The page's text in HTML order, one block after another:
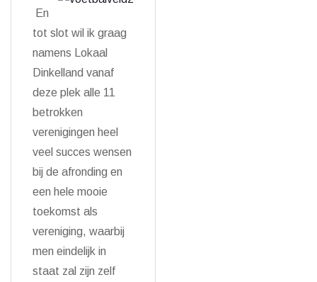
En
tot slot wil ik graag
namens Lokaal
Dinkelland vanaf
deze plek alle 11
betrokken
verenigingen heel
veel succes wensen
bij de afronding en
een hele mooie
toekomst als
vereniging, waarbij
men eindelijk in
staat zal zijn zelf